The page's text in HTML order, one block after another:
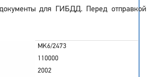
для ГИБДД. Перед отправкой
MK6/2473
110000
2002